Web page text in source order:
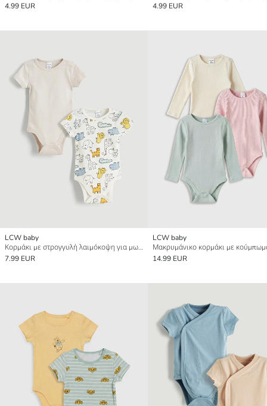
4.99 EUR
4.99 EUR
LCW baby
Κορμάκι με στρογγυλή λαιμόκοψη για μωρό αγόρι με κουμπιά 2-πακέτα
7.99 EUR
LCW baby
14.99 EUR